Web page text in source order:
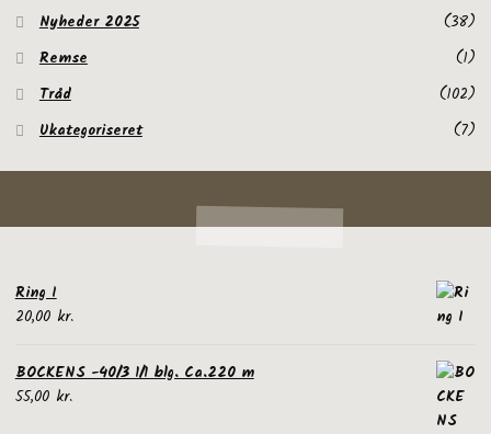
Nyheder 2025
(38)
Remse
(1)
Tråd
(102)
Ukategoriseret
(7)
Ring I
20,00 kr.
BOCKENS -40/3 1/1 blg. Ca.220 m
55,00 kr.